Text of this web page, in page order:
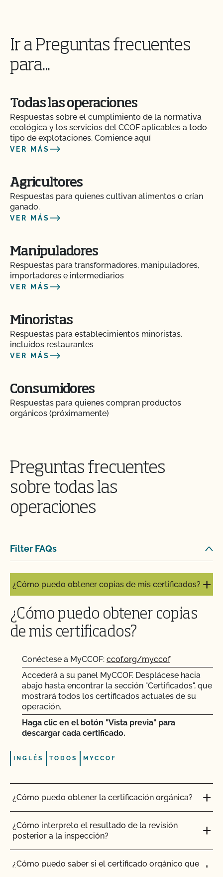
Ir a Preguntas frecuentes
para...
Todas las operaciones
Respuestas sobre el cumplimiento de la normativa
ecológica y los servicios del CCOF aplicables a todo
tipo de explotaciones. Comience aquí
VER MÁS
Agricultores
Respuestas para quienes cultivan alimentos o crían
ganado.
VER MÁS
Manipuladores
Respuestas para transformadores, manipuladores,
importadores e intermediarios
VER MÁS
Minoristas
Respuestas para establecimientos minoristas,
incluidos restaurantes
VER MÁS
Consumidores
Respuestas para quienes compran productos
orgánicos (próximamente)
Preguntas frecuentes
sobre todas las
operaciones
Filter FAQs
¿Ofrece el CCOF servicios en línea?
¿No OMG significa sin OMG?
¿El uso del sello "Organic is Non-GMO & More" de
CCOF cuesta más dinero?
¿Cómo y con qué frecuencia actualizo mi Plan de
Certificación de Seguridad Alimentaria con el
CCOF?
¿Cómo puedo comprobar el estado de mis
Acciones y Actualizaciones OSP?
¿Cómo puedo controlar el coste de mi inspección
¿Cómo puedo prepararme para mi auditoría de
seguridad alimentaria?
¿Cómo puedo prepararme para la parte de la
inspección relativa a la pista de auditoría?
en el mercado?
¿Cómo controlo los costes de certificación?
¿Cómo puedo obtener una copia de los archivos
adjuntos a los correos electrónicos de CCOF?
¿Cómo puedo obtener una copia de mi informe de
inspección?
¿Cómo puedo obtener información de contacto
¿Cómo puedo obtener copias de mis certificados?
¿Cómo puedo obtener copias
de mis certificados?
Conéctese a MyCCOF: ccof.org/myccof
Accederá a su panel MyCCOF. Desplácese hacia
abajo hasta encontrar la sección "Certificados", que
mostrará todos los certificados actuales de su
operación.
Haga clic en el botón "Vista previa" para
descargar cada certificado.
INGLÉS TODOS MYCCOF
¿Cómo puedo obtener la certificación orgánica?
¿Cómo interpreto el resultado de la revisión
posterior a la inspección?
¿Cómo puedo saber si el certificado orgánico que